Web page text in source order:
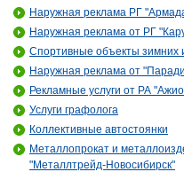
Наружная реклама РГ
Наружная реклама от РГ
Спортивные объекты зимних
Наружная реклама от
Рекламные услуги от РА
Услуги графолога
Коллективные автостоянки
Металлопрокат и
"Металлтрейд-Новосибирск"